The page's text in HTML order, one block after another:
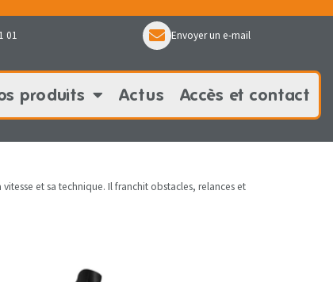
01 Envoyer un e-mail
produits Actus Accès et contact
et sa technique. Il franchit obstacles, relances et